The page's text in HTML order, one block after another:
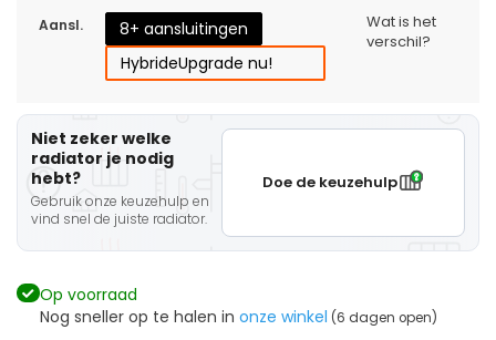
Aansl.
8+ aansluitingen
HybrideUpgrade nu!
Wat is het
verschil?
Niet zeker welke
radiator je nodig
hebt?
Gebruik onze keuzehulp en
vind snel de juiste radiator.
Doe de keuzehulp
Op voorraad
Nog sneller op te halen in onze winkel (6 dagen open)